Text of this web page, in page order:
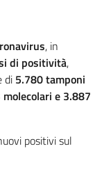
, in
di positività,
di 5.780 tamponi
molecolari e 3.887
positivi sul